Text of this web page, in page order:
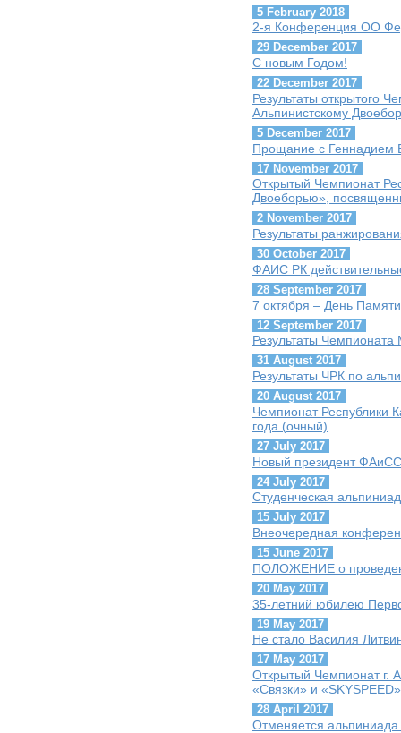
5 February 2018
2-я Конференция ОО
29 December 2017
С новым Годом!
22 December 2017
Результаты открытого
Альпинистскому
5 December 2017
Прощание с Геннадием
17 November 2017
Открытый Чемпионат
Двоеборью»,
2 November 2017
Результаты
30 October 2017
ФАИС РК
28 September 2017
7 октября – День
12 September 2017
Результаты
31 August 2017
Результаты ЧРК по
20 August 2017
Чемпионат Республики
года (очный)
27 July 2017
Новый президент
24 July 2017
Студенческая
15 July 2017
Внеочередная
15 June 2017
ПОЛОЖЕНИЕ о
20 May 2017
35-летний юбилею
19 May 2017
Не стало Василия
17 May 2017
Открытый Чемпионат г.
«Связки» и «SKYSPEED»
28 April 2017
Отменяется